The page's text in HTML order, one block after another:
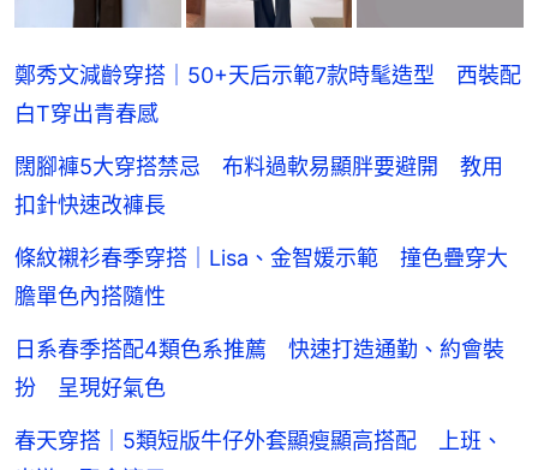
鄭秀文減齡穿搭｜50+天后示範7款時髦造型 西裝配
白T穿出青春感
闊腳褲5大穿搭禁忌 布料過軟易顯胖要避開 教用
扣針快速改褲長
條紋襯衫春季穿搭｜Lisa、金智媛示範 撞色疊穿大
膽單色內搭隨性
日系春季搭配4類色系推薦 快速打造通勤、約會裝
扮 呈現好氣色
春天穿搭｜5類短版牛仔外套顯瘦顯高搭配 上班、